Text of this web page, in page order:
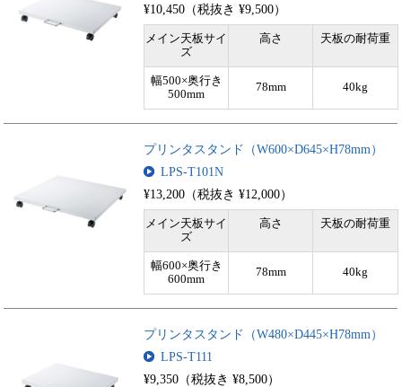
¥10,450（税抜き ¥9,500）
メイン天板サイ
ズ
高さ 天板の耐荷重
幅500×奥行き
500mm
78mm 40kg
プリンタスタンド（W600×D645×H78mm）
LPS-T101N
¥13,200（税抜き ¥12,000）
メイン天板サイ
ズ
高さ 天板の耐荷重
幅600×奥行き
600mm
78mm 40kg
プリンタスタンド（W480×D445×H78mm）
LPS-T111
¥9,350（税抜き ¥8,500）